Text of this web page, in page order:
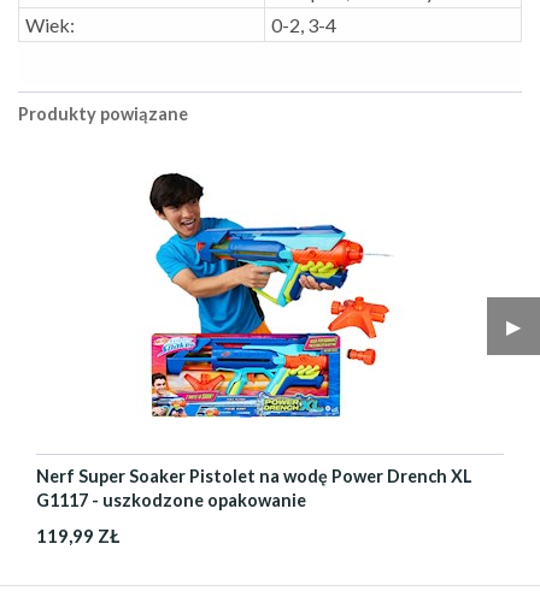
Wiek:
0-2, 3-4
Produkty powiązane
▶︎
Nerf Super Soaker Pistolet na wodę Power Drench XL
G1117 - uszkodzone opakowanie
119,99 ZŁ